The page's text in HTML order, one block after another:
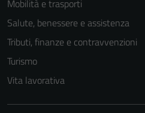
Mobilità e trasporti
Salute, benessere e assistenza
Tributi, finanze e contravvenzioni
Turismo
Vita lavorativa